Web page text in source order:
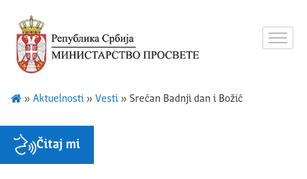
» Aktuelnosti» Vesti» Srećan Badnji dan i Božić
Čitaj mi